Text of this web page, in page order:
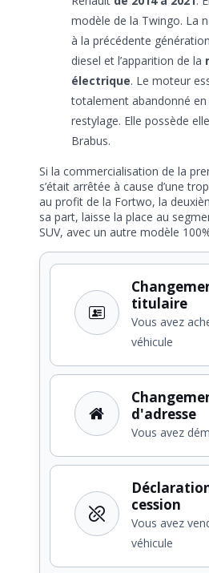
modèle de la Twingo. La
à la précédente
diesel et l’apparition de la
électrique. Le moteur
totalement abandonné en
restylage. Elle possède
Brabus.
Si la commercialisation de la
s’était arrêtée à cause d’une
au profit de la Fortwo, la
sa part, laisse la place au
SUV, avec un autre modèle
titulaire
Vous avez
véhicule
d'adresse
Vous avez
cession
Vous avez
véhicule